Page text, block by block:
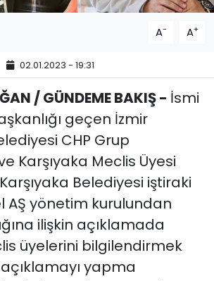
A- A+
02.01.2023 - 19:31
/ GÜNDEME BAKIŞ - İsmi
geçen İzmir
CHP Grup
Karşıyaka Meclis Üyesi
Belediyesi iştiraki
AŞ yönetim kurulundan
ilişkin açıklamada
üyelerini bilgilendirmek
yapma